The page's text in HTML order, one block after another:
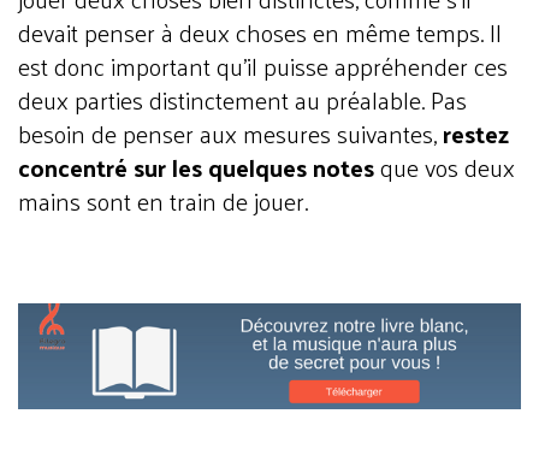
devait penser à deux choses en même temps. Il
est donc important qu’il puisse appréhender ces
deux parties distinctement au préalable. Pas
besoin de penser aux mesures suivantes,restez
concentré sur les quelques notesque vos deux
mains sont en train de jouer.